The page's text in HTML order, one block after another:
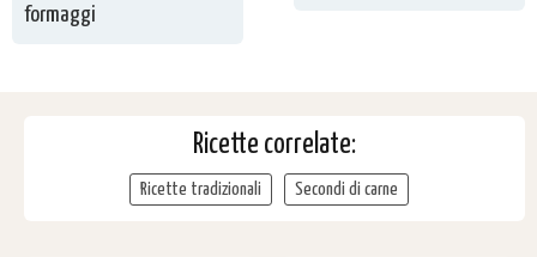
formaggi
Ricette correlate:
Ricette tradizionali Secondi di carne